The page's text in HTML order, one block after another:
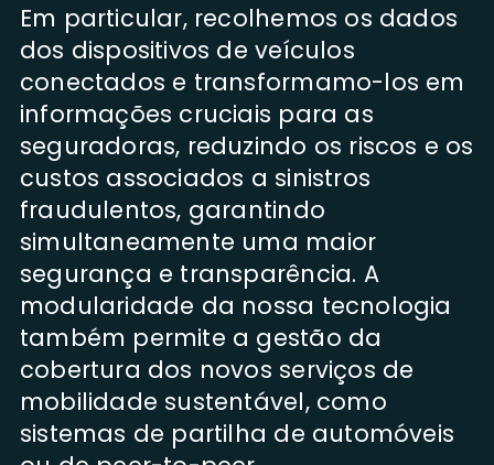
Em particular, recolhemos os dados
dos dispositivos de veículos
conectados e transformamo-los em
informações cruciais para as
seguradoras, reduzindo os riscos e os
custos associados a sinistros
fraudulentos, garantindo
simultaneamente uma maior
segurança e transparência. A
modularidade da nossa tecnologia
também permite a gestão da
cobertura dos novos serviços de
mobilidade sustentável, como
sistemas de partilha de automóveis